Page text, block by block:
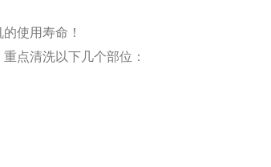
使用寿命！
点清洗以下几个部位：